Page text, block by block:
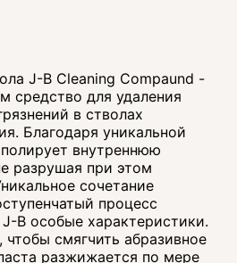
J-B Cleaning Compaund -
средство для удаления
в стволах
Благодаря уникальной
внутреннюю
разрушая при этом
сочетание
процесс
B особые характеристики.
смягчить абразивное
разжижается по мере